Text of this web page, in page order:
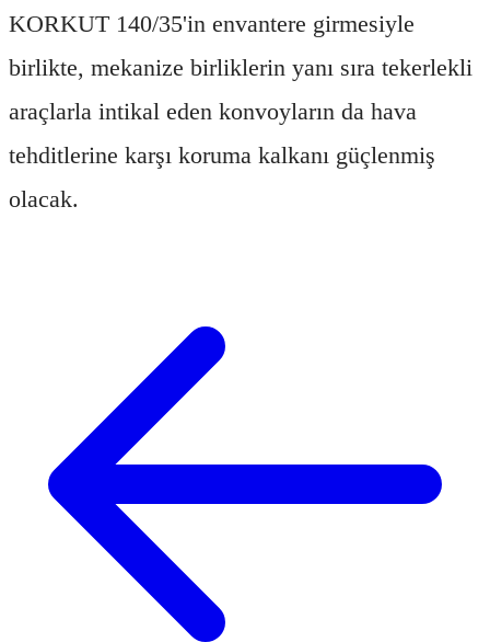
KORKUT 140/35'in envantere girmesiyle
birlikte, mekanize birliklerin yanı sıra tekerlekli
araçlarla intikal eden konvoyların da hava
tehditlerine karşı koruma kalkanı güçlenmiş
olacak.